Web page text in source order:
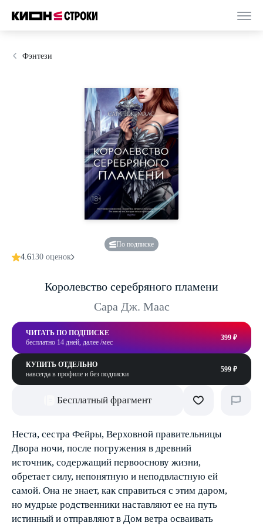
Фэнтези
По подписке
4.6130 оценок
Королевство серебряного пламени
Сара Дж. Маас
ЧИТАТЬ ПО ПОДПИСКЕ
бесплатно 14 дней, далее /мес
399 ₽
КУПИТЬ ОТДЕЛЬНО
навсегда в профиле и без подписки
599 ₽
Бесплатный фрагмент
Неста, сестра Фейры, Верховной правительницы
Двора ночи, после погружения в древний
источник, содержащий первооснову жизни,
обретает силу, непонятную и неподвластную ей
самой. Она не знает, как справиться с этим даром,
но мудрые родственники наставляют ее на путь
истинный и отправляют в Дом ветра осваивать